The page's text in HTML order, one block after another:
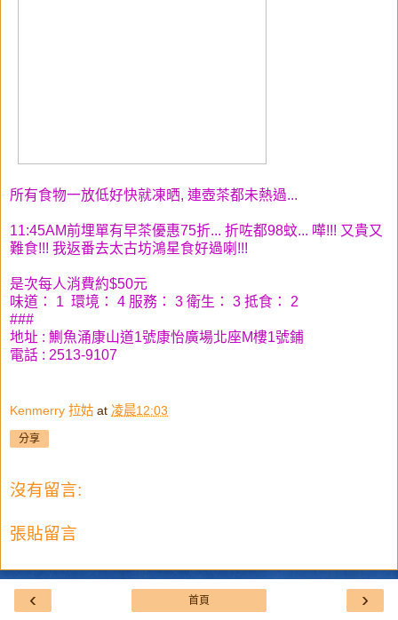
所有食物一放低好快就凍晒, 連壺茶都未熱過...
11:45AM前埋單有早茶優惠75折... 折咗都98蚊... 嘩!!! 又貴又
難食!!! 我返番去太古坊鴻星食好過喇!!!
是次每人消費約$50元
味道： 1 環境： 4 服務： 3 衛生： 3 抵食： 2
###
地址 : 鰂魚涌康山道1號康怡廣場北座M樓1號鋪
電話 : 2513-9107
Kenmerry 拉姑 at 凌晨12:03
分享
沒有留言:
張貼留言
‹ ›
首頁